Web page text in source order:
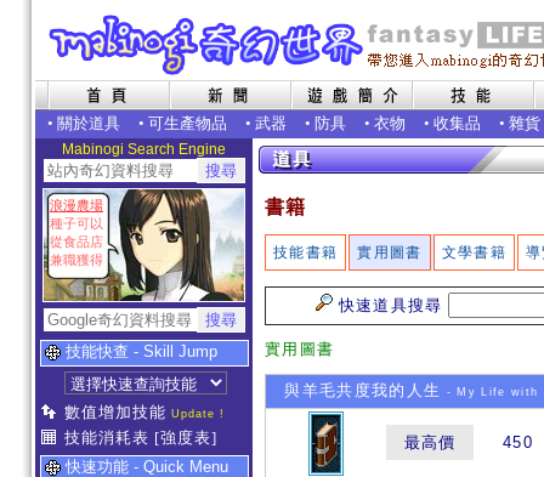
• 關於道具 • 可生產物品 • 武器 • 防具 • 衣物 • 收集品 • 雜貨
Mabinogi Search Engine
浪漫農場
種子可以
從食品店
兼職獲得
技能快查 - Skill Jump
數值增加技能 Update !
技能消耗表 [強度表]
快速功能 - Quick Menu
書籍
技能書籍 實用圖書 文學書籍
快速道具搜尋
實用圖書
與羊毛共度我的人生 - My Life with
最高價 450